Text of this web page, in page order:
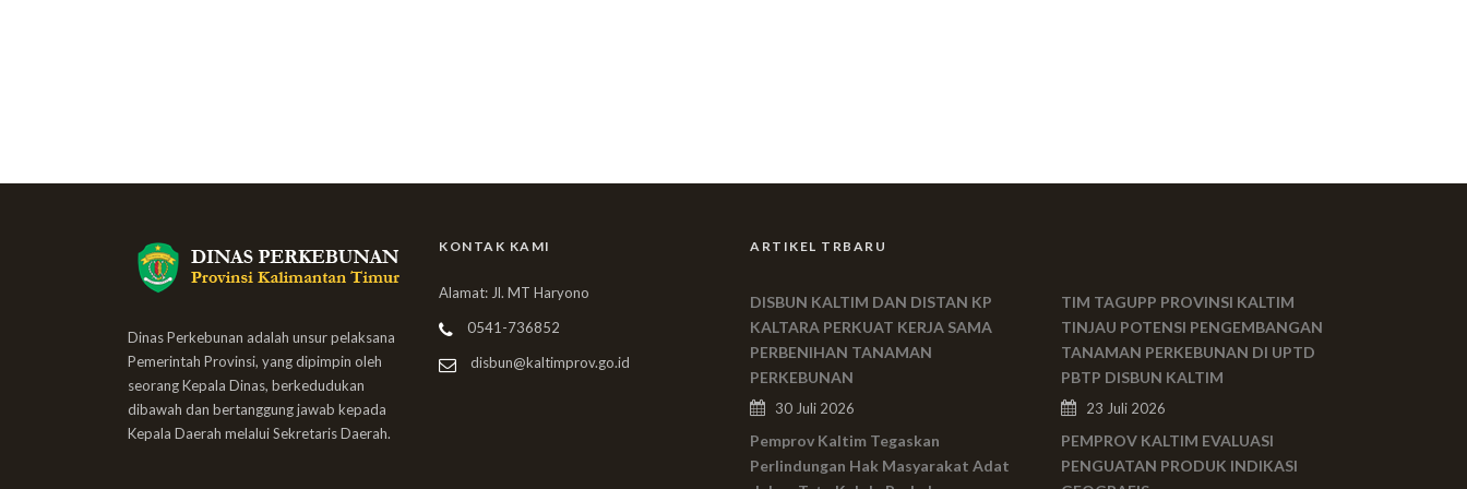
Dinas Perkebunan adalah unsur pelaksana
Pemerintah Provinsi, yang dipimpin oleh
seorang Kepala Dinas, berkedudukan
dibawah dan bertanggung jawab kepada
Kepala Daerah melalui Sekretaris Daerah.
KONTAK KAMI
Alamat: Jl. MT Haryono
0541-736852
disbun@kaltimprov.go.id
ARTIKEL TRBARU
DISBUN KALTIM DAN DISTAN KP
KALTARA PERKUAT KERJA SAMA
PERBENIHAN TANAMAN
PERKEBUNAN
30 Juli 2026
Pemprov Kaltim Tegaskan
Perlindungan Hak Masyarakat Adat
TIM TAGUPP PROVINSI KALTIM
TINJAU POTENSI PENGEMBANGAN
TANAMAN PERKEBUNAN DI UPTD
PBTP DISBUN KALTIM
23 Juli 2026
PEMPROV KALTIM EVALUASI
PENGUATAN PRODUK INDIKASI